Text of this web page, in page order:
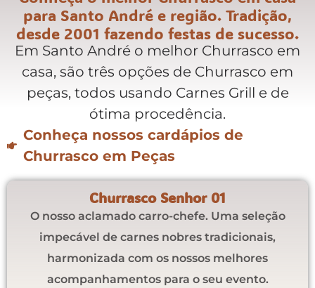
para Santo André e região. Tradição,
desde 2001 fazendo festas de sucesso.
Em Santo André o melhor Churrasco em
casa, são três opções de Churrasco em
peças, todos usando Carnes Grill e de
ótima procedência.
Conheça nossos cardápios de
Churrasco em Peças
Churrasco Senhor 01
O nosso aclamado carro-chefe. Uma seleção
impecável de carnes nobres tradicionais,
harmonizada com os nossos melhores
acompanhamentos para o seu evento.